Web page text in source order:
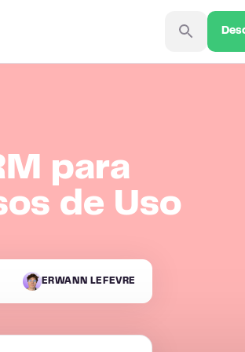
para
de Uso
ERWANN LEFEVRE